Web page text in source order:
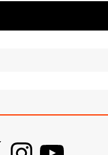
InstagramYouTube